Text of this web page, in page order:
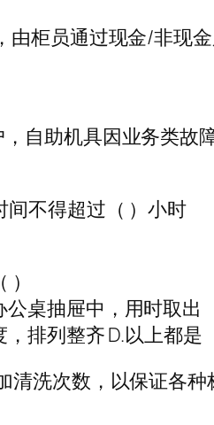
柜员通过现金/非现
自助机具因业务类故
不得超过（ ）小时
桌抽屉中，用时取出
排列整齐 D.以上都是
洗次数，以保证各种